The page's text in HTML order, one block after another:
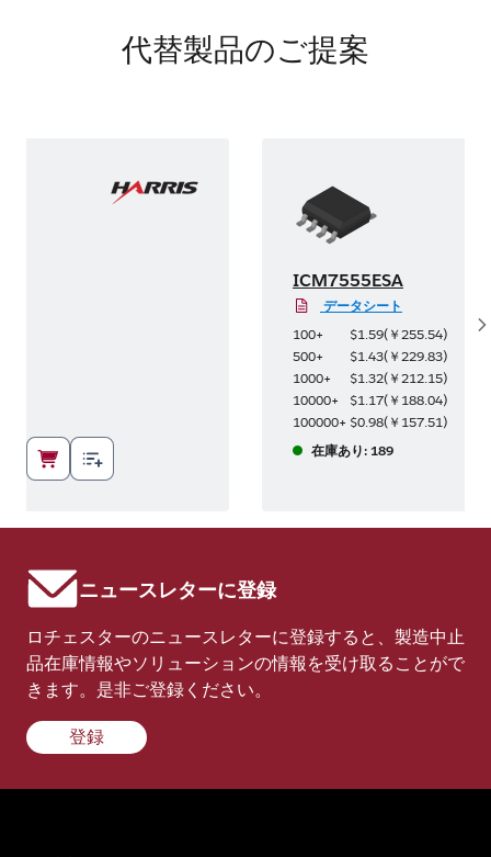
代替製品のご提案
ICM7555ESA
データシート
100+
$1.59(￥255.54)
500+
$1.43(￥229.83)
1000+
$1.32(￥212.15)
10000+
$1.17(￥188.04)
100000+ $0.98(￥157.51)
在庫あり: 189
ニュースレターに登録
ロチェスターのニュースレターに登録すると、製造中止
品在庫情報やソリューションの情報を受け取ることがで
きます。是非ご登録ください。
登録